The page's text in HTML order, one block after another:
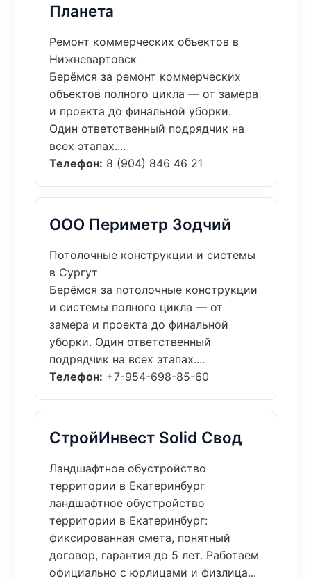
Планета
Ремонт коммерческих объектов в
Нижневартовск
Берёмся за ремонт коммерческих
объектов полного цикла — от замера
и проекта до финальной уборки.
Один ответственный подрядчик на
всех этапах....
Телефон: 8 (904) 846 46 21
ООО Периметр Зодчий
Потолочные конструкции и системы
в Сургут
Берёмся за потолочные конструкции
и системы полного цикла — от
замера и проекта до финальной
уборки. Один ответственный
подрядчик на всех этапах....
Телефон: +7-954-698-85-60
СтройИнвест Solid Свод
Ландшафтное обустройство
территории в Екатеринбург
ландшафтное обустройство
территории в Екатеринбург:
фиксированная смета, понятный
договор, гарантия до 5 лет. Работаем
официально с юрлицами и физлица...